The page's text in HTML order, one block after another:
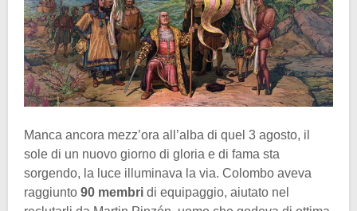
Manca ancora mezz’ora all’alba di quel 3 agosto, il
sole di un nuovo giorno di gloria e di fama sta
sorgendo, la luce illuminava la via. Colombo aveva
raggiunto 90 membri di equipaggio, aiutato nel